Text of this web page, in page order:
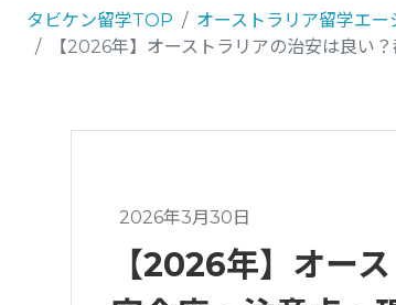
タビケン留学TOP オーストラリア留学エー
【2026年】オーストラリアの治安は良い
2026年3月30日
【2026年】オー